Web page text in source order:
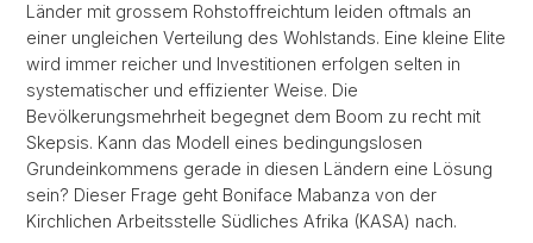
Länder mit grossem Rohstoffreichtum leiden oftmals an
einer ungleichen Verteilung des Wohlstands. Eine kleine Elite
wird immer reicher und Investitionen erfolgen selten in
systematischer und effizienter Weise. Die
Bevölkerungsmehrheit begegnet dem Boom zu recht mit
Skepsis. Kann das Modell eines bedingungslosen
Grundeinkommens gerade in diesen Ländern eine Lösung
sein? Dieser Frage geht Boniface Mabanza von der
Kirchlichen Arbeitsstelle Südliches Afrika (KASA) nach.